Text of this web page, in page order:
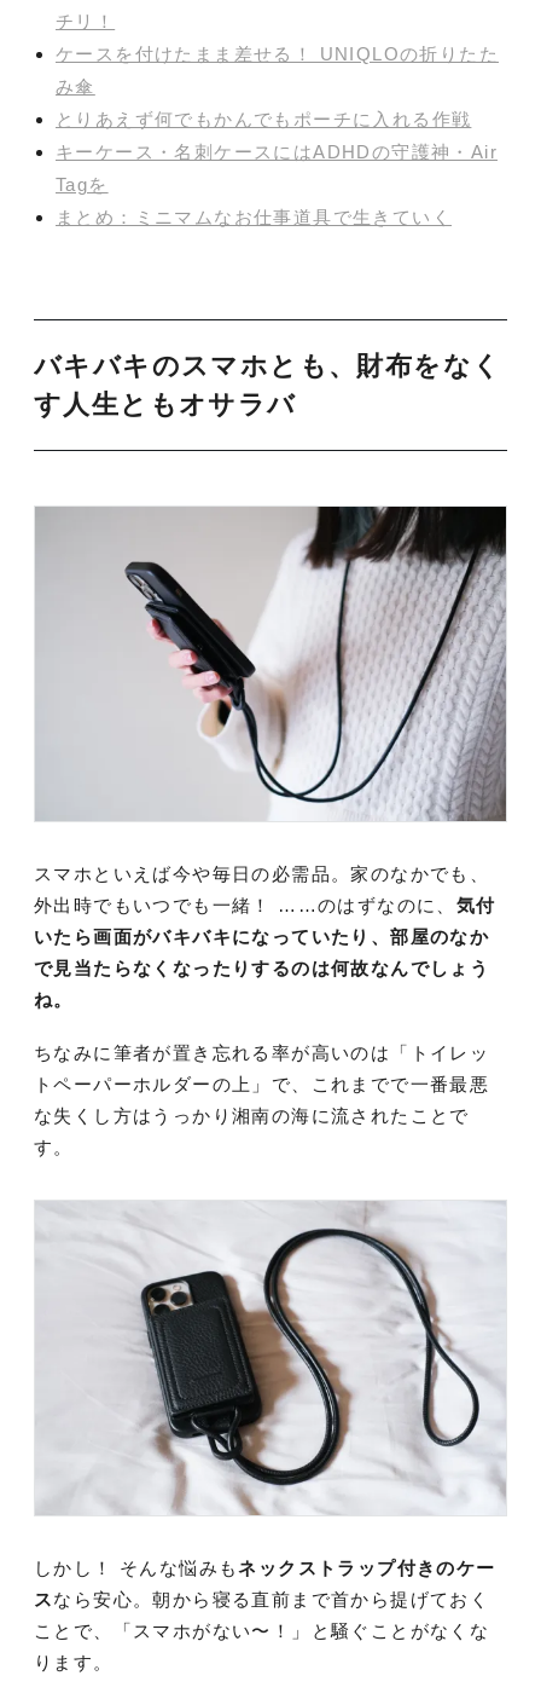
チリ！
ケースを付けたまま差せる！ UNIQLOの折りたた
み傘
とりあえず何でもかんでもポーチに入れる作戦
キーケース・名刺ケースにはADHDの守護神・Air
Tagを
まとめ：ミニマムなお仕事道具で生きていく
バキバキのスマホとも、財布をなく
す人生ともオサラバ
スマホといえば今や毎日の必需品。家のなかでも、
外出時でもいつでも一緒！ ……のはずなのに、 気付
いたら画面がバキバキになっていたり、部屋のなか
で見当たらなくなったりするのは何故なんでしょう
ね。
ちなみに筆者が置き忘れる率が高いのは「トイレッ
トペーパーホルダーの上」で、これまでで一番最悪
な失くし方はうっかり湘南の海に流されたことで
す。
しかし！ そんな悩みもネックストラップ付きのケー
スなら安心。朝から寝る直前まで首から提げておく
ことで、「スマホがない〜！」と騒ぐことがなくな
ります。